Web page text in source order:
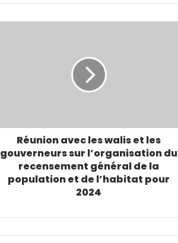
Réunion avec les walis et les
gouverneurs sur l’organisation du
recensement général de la
population et de l’habitat pour
2024